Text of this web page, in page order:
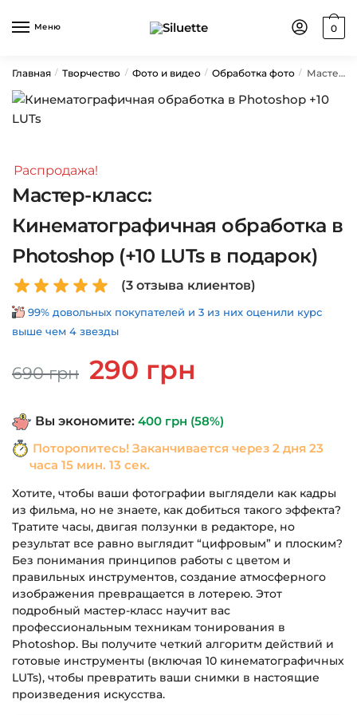
Меню 0
Главная / Творчество / Фото и видео / Обработка фото / Мастер-класс: Кинематографичная обработка в Photoshop (+10 LUTs в подарок)
Распродажа!
Мастер-класс:
Кинематографичная обработка в
Photoshop (+10 LUTs в подарок)
(3отзыва клиентов)
99% довольных покупателей и 3 из них оценили курс
выше чем 4 звезды
690грн
Первоначальная
цена
690 грн.
290 грн
Вы экономите: 400 грн (58%)
Поторопитесь! Заканчивается через 2 дня 23
часа 15 мин. 12 сек.
Хотите, чтобы ваши фотографии выглядели как кадры
из фильма, но не знаете, как добиться такого эффекта?
Тратите часы, двигая ползунки в редакторе, но
результат все равно выглядит “цифровым” и плоским?
Без понимания принципов работы с цветом и
правильных инструментов, создание атмосферного
изображения превращается в лотерею. Этот
подробный мастер-класс научит вас
профессиональным техникам тонирования в
Photoshop. Вы получите четкий алгоритм действий и
готовые инструменты (включая 10 кинематографичных
LUTs), чтобы превратить ваши снимки в настоящие
произведения искусства.